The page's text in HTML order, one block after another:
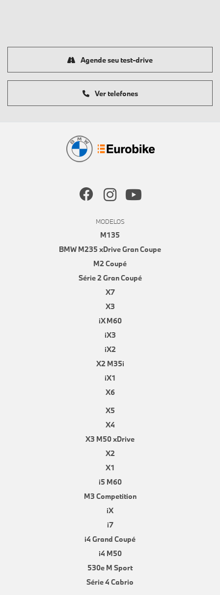
Ver telefones
Agende seu test-drive
MODELOS
M135
BMW M235 xDrive Gran Coupe
M2 Coupé
Série 2 Gran Coupé
X7
X3
iX M60
iX3
iX2
X2 M35i
iX1
X6
X5
X4
X3 M50 xDrive
X2
X1
i5 M60
M3 Competition
iX
i7
i4 Grand Coupé
i4 M50
530e M Sport
Série 4 Cabrio